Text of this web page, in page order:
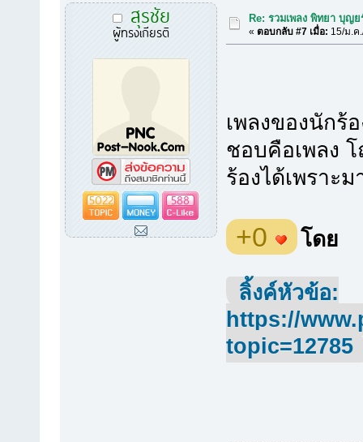
สุรชัย
ผู้ทรงเกียรติ
5022 588
Re: รวมเพลง พิทยา บุญ
«ตอบกลับ #7 เมื่อ: 15/ม.ค
เพลงของนักร้
ชอบคือเพลง
ร้องได้เพราะ
+0 โดย
ลิ้งค์หัวข้อ:
https://
topic=12785